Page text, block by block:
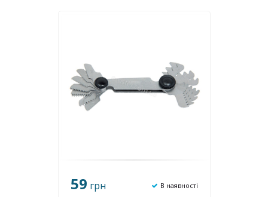
59 грн В наявності